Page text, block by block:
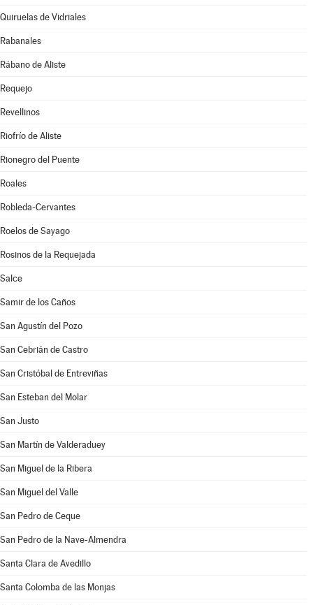
Quiruelas de Vidriales
Rabanales
Rábano de Aliste
Requejo
Revellinos
Riofrío de Aliste
Rionegro del Puente
Roales
Robleda-Cervantes
Roelos de Sayago
Rosinos de la Requejada
Salce
Samir de los Caños
San Agustín del Pozo
San Cebrián de Castro
San Cristóbal de Entreviñas
San Esteban del Molar
San Justo
San Martín de Valderaduey
San Miguel de la Ribera
San Miguel del Valle
San Pedro de Ceque
San Pedro de la Nave-Almendra
Santa Clara de Avedillo
Santa Colomba de las Monjas